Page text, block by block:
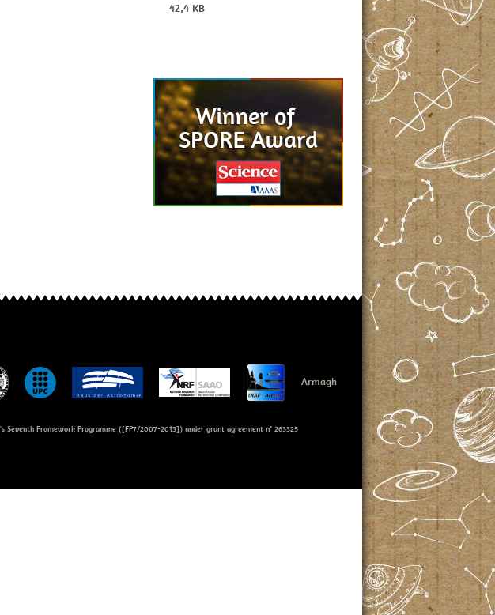
42,4 KB
Armagh
Seventh Framework Programme ([FP7/2007-2013]) under grant agreement n° 263325